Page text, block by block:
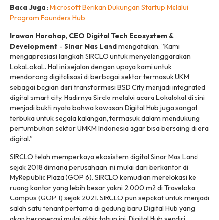
Baca Juga: Microsoft Berikan Dukungan Startup Melalui
Program Founders Hub
Irawan Harahap, CEO Digital Tech Ecosystem &
Development - Sinar Mas Landmengatakan, “Kami
mengapresiasi langkah SIRCLO untuk menyelenggarakan
LokaLokaL. Hal ini sejalan dengan upaya kami untuk
mendorong digitalisasi di berbagai sektor termasuk UKM
sebagai bagian dari transformasi BSD City menjadi integrated
digital smart city. Hadirnya Sirclo melalui acara Lokalokal di sini
menjadi bukti nyata bahwa kawasan Digital Hub juga sangat
terbuka untuk segala kalangan, termasuk dalam mendukung
pertumbuhan sektor UMKM Indonesia agar bisa bersaing di era
digital.”
SIRCLO telah memperkaya ekosistem digital Sinar Mas Land
sejak 2018 dimana perusahaan ini mulai dari berkantor di
MyRepublic Plaza (GOP 6). SIRCLO kemudian merelokasi ke
ruang kantor yang lebih besar yakni 2.000 m2 di Traveloka
Campus (GOP 1) sejak 2021. SIRCLO pun sepakat untuk menjadi
salah satu tenant pertama di gedung baru Digital Hub yang